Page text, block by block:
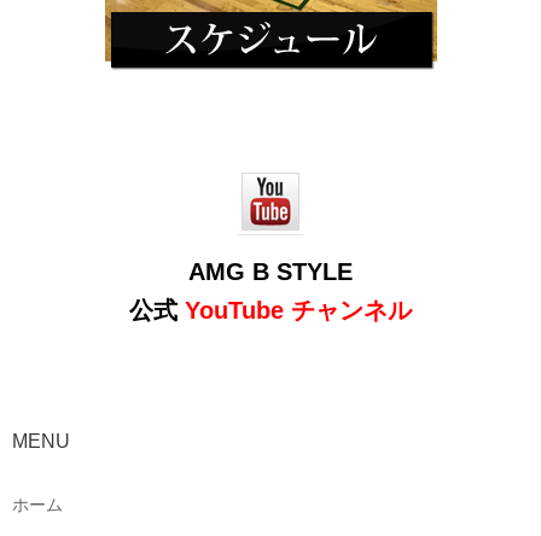
AMG B STYLE
公式 YouTube チャンネル
MENU
ホーム